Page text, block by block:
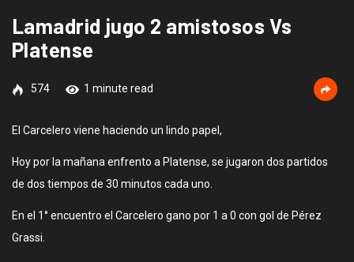
Lamadrid jugo 2 amistosos Vs
Platense
574 1 minute read
El Carcelero viene haciendo un lindo papel,
Hoy por la mañana enfrento a Platense, se jugaron dos partidos
de dos tiempos de 30 minutos cada uno.
En el 1° encuentro el Carcelero gano por 1 a 0 con gol de Pérez
Grassi.